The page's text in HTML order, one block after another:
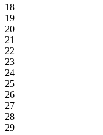
18
19
20
21
22
23
24
25
26
27
28
29